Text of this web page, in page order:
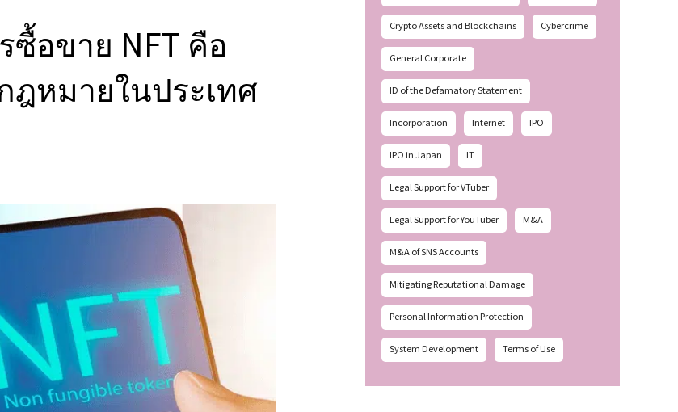
ซื้อขาย NFT คือ
ฎหมายในประเทศ
Crypto Assets and Blockchains Cybercrime
General Corporate
ID of the Defamatory Statement
Incorporation Internet IPO
IPO in Japan IT
Legal Support for VTuber
Legal Support for YouTuber M&A
M&A of SNS Accounts
Mitigating Reputational Damage
Personal Information Protection
System Development Terms of Use